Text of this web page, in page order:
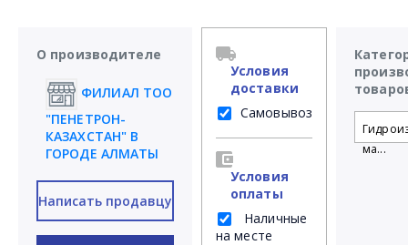
О производителе
ФИЛИАЛ ТОО
"ПЕНЕТРОН-
КАЗАХСТАН" В
ГОРОДЕ АЛМАТЫ
Написать продавцу
Условия
доставки
Самовывоз
Условия
оплаты
Наличные
на месте
ма...